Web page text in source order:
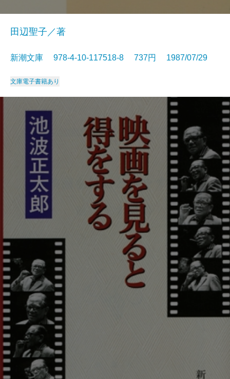
田辺聖子／著
新潮文庫 978-4-10-117518-8 737円 1987/07/29
文庫電子書籍あり